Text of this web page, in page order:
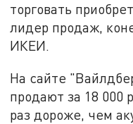
торговать
лидер продаж,
ИКЕИ.
На сайте
продают за 18 000
раз дороже, чем